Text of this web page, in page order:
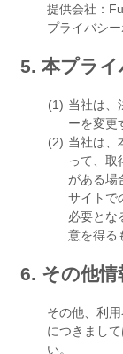
提供会社：
プライバシ
5. 本プラ
当社は、
ーを変更
当社は、
って、取
がある場
サイトで
必要とな
意を得る
6. その他情
その他、利
につきまし
い。